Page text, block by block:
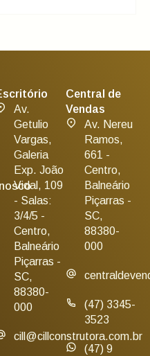
Av.
Getulio
Vargas,
Galeria
Exp. João
Vidal, 109
- Salas:
3/4/5 -
Centro,
Balneário
Piçarras -
SC,
88380-
000
cill@cillconstrutora.com.br
Central de
Vendas
Av. Nereu
Ramos,
661 -
Centro,
Balneário
Piçarras -
SC,
88380-
000
(47) 3345-
3523
(47) 9